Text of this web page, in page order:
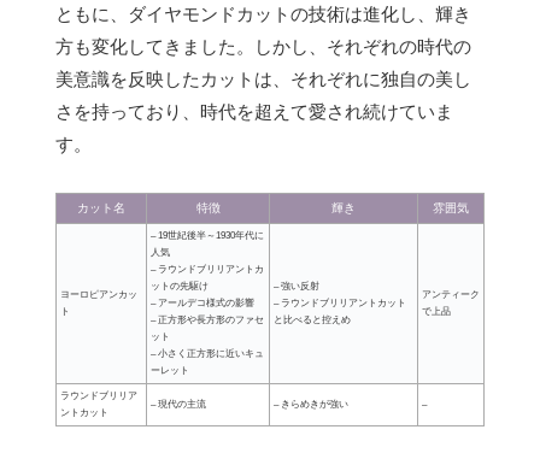
ともに、ダイヤモンドカットの技術は進化し、輝き
方も変化してきました。しかし、それぞれの時代の
美意識を反映したカットは、それぞれに独自の美し
さを持っており、時代を超えて愛され続けていま
す。
カット名 特徴 輝き 雰囲気
ヨーロピアンカッ
ト
– 19世紀後半～1930年代に
人気
– ラウンドブリリアントカ
ットの先駆け
– アールデコ様式の影響
– 正方形や長方形のファセ
ット
– 小さく正方形に近いキュ
ーレット
– 強い反射
– ラウンドブリリアントカット
と比べると控えめ
アンティーク
で上品
ラウンドブリリア
ントカット
– 現代の主流 – きらめきが強い –